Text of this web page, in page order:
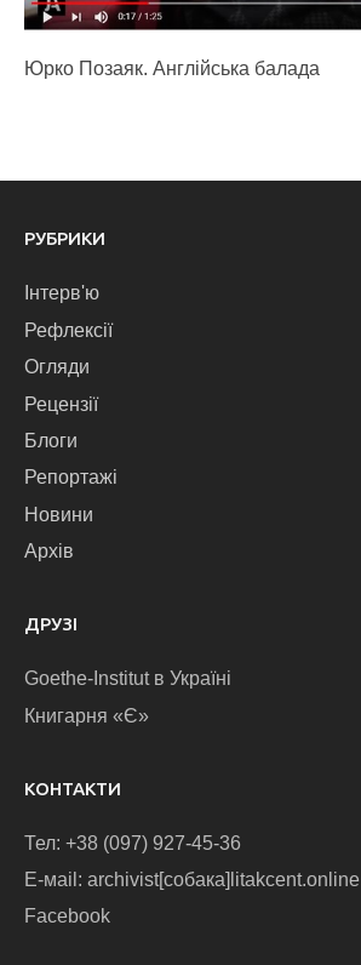
Юрко Позаяк. Англійська балада
РУБРИКИ
Інтерв'ю
Рефлексії
Огляди
Рецензії
Блоги
Репортажі
Новини
Архів
ДРУЗІ
Goethe-Institut в Україні
Книгарня «Є»
КОНТАКТИ
Тел: +38 (097) 927-45-36
E-маіl: archivist[собака]litakcent.online
Facebook